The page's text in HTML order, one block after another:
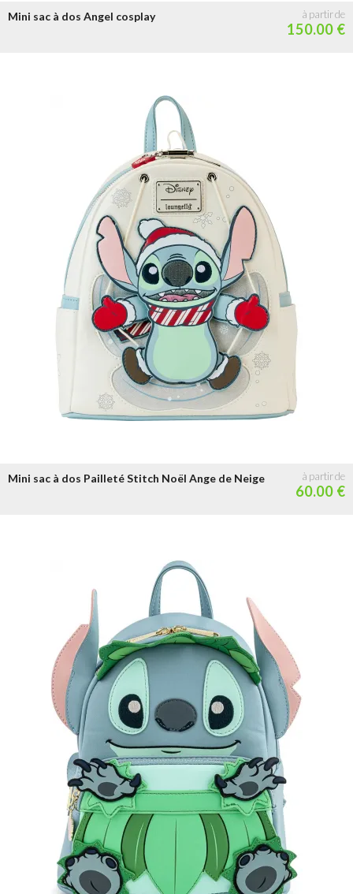
Mini sac à dos Angel cosplay
150.00 €
Mini sac à dos Pailleté Stitch Noël Ange de Neige
60.00 €